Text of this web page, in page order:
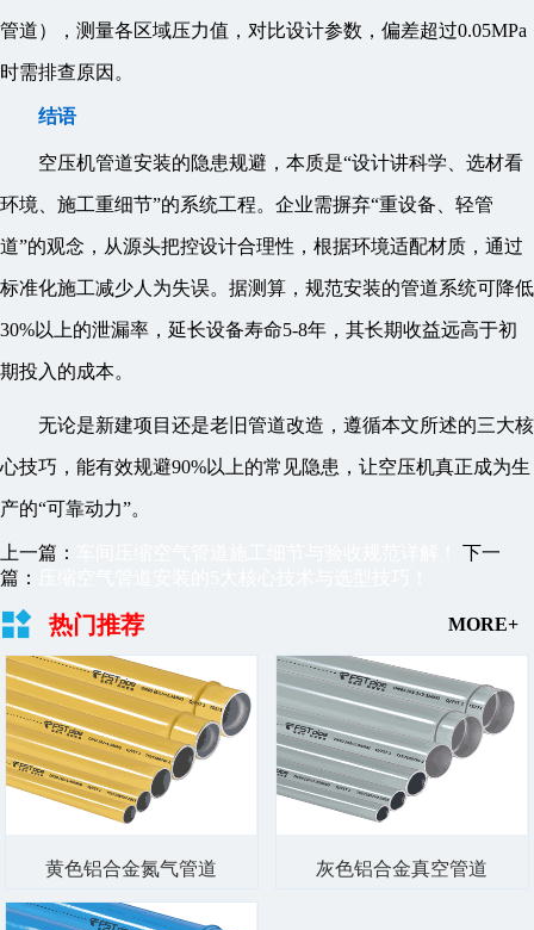
管道），测量各区域压力值，对比设计参数，偏差超过0.05MPa
时需排查原因。
结语
空压机管道安装的隐患规避，本质是“设计讲科学、选材看
环境、施工重细节”的系统工程。企业需摒弃“重设备、轻管
道”的观念，从源头把控设计合理性，根据环境适配材质，通过
标准化施工减少人为失误。据测算，规范安装的管道系统可降低
30%以上的泄漏率，延长设备寿命5-8年，其长期收益远高于初
期投入的成本。
无论是新建项目还是老旧管道改造，遵循本文所述的三大核
心技巧，能有效规避90%以上的常见隐患，让空压机真正成为生
产的“可靠动力”。
上一篇：
下一
篇：
热门推荐 MORE+
黄色铝合金氮气管道 灰色铝合金真空管道